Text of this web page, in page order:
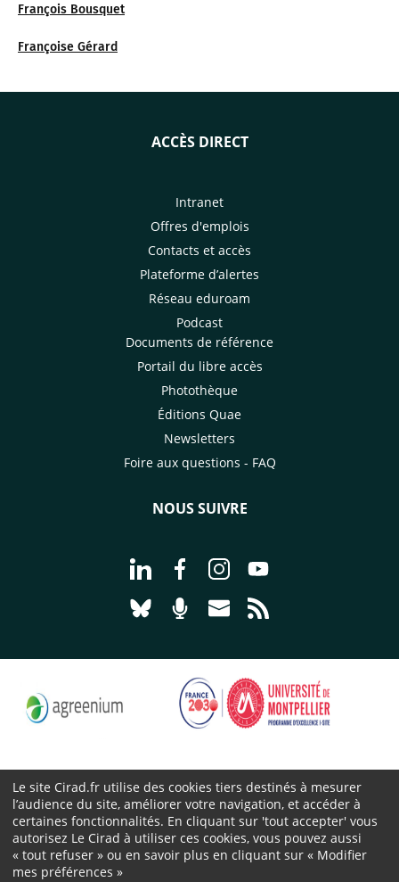
François Bousquet
Françoise Gérard
ACCÈS DIRECT
Intranet
Offres d'emplois
Contacts et accès
Plateforme d’alertes
Réseau eduroam
Podcast
Documents de référence
Portail du libre accès
Photothèque
Éditions Quae
Newsletters
Foire aux questions - FAQ
NOUS SUIVRE
Aller à la page Nous suivre sur
Aller à la page Nous suivre sur
Aller à la page Nous
Aller à la page
Aller à la page Nous suivre sur
Aller à la page Nourrir le
Aller à la page Nous
Cirad 2026 ©
Mentions légales
Protection des données personnelles
Le site Cirad.fr utilise des cookies tiers destinés à mesurer
l’audience du site, améliorer votre navigation, et accéder à
certaines fonctionnalités. En cliquant sur 'tout accepter' vous
autorisez Le Cirad à utiliser ces cookies, vous pouvez aussi
« tout refuser » ou en savoir plus en cliquant sur « Modifier
mes préférences »